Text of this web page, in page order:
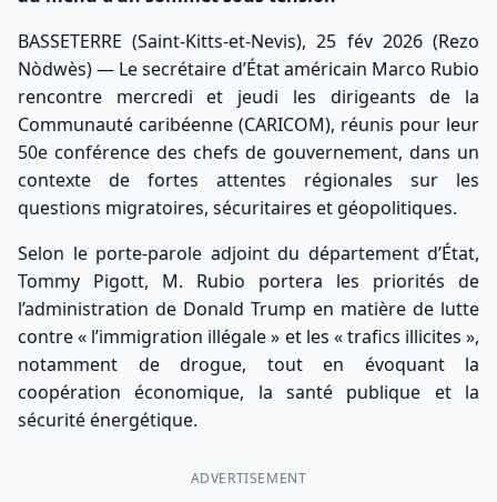
BASSETERRE (Saint-Kitts-et-Nevis), 25 fév 2026 (Rezo
Nòdwès) — Le secrétaire d’État américain Marco Rubio
rencontre mercredi et jeudi les dirigeants de la
Communauté caribéenne (CARICOM), réunis pour leur
50e conférence des chefs de gouvernement, dans un
contexte de fortes attentes régionales sur les
questions migratoires, sécuritaires et géopolitiques.
Selon le porte-parole adjoint du département d’État,
Tommy Pigott, M. Rubio portera les priorités de
l’administration de Donald Trump en matière de lutte
contre « l’immigration illégale » et les « trafics illicites »,
notamment de drogue, tout en évoquant la
coopération économique, la santé publique et la
sécurité énergétique.
ADVERTISEMENT